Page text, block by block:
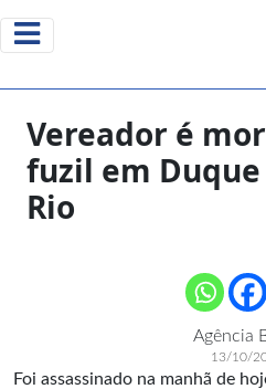
Vereador é
fuzil em Duque
Rio
Agência
13/10/
Foi assassinado na manhã de